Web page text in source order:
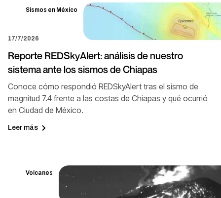
Sismos en México
17/7/2026
Reporte REDSkyAlert: análisis de nuestro
sistema ante los sismos de Chiapas
Conoce cómo respondió REDSkyAlert tras el sismo de
magnitud 7.4 frente a las costas de Chiapas y qué ocurrió
en Ciudad de México.
Leer más
Volcanes